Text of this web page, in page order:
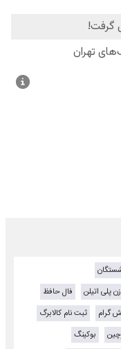
پلی اتیلن
فال حافظ
گرام
ثبت نام کالابرگ
بوکینگ